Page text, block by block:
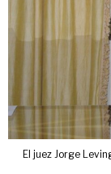
El juez Jorge